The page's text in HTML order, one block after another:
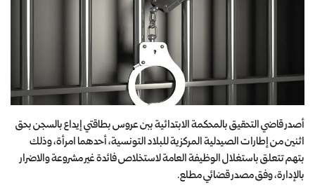
أصدر قاضي التحقيق بالمحكمة الابتدائية ببن عروس بطاقتي إيداع بالسجن بحق
اثنين من إطارات الصيدلية المركزية للبلاد التونسية، أحدهما امرأة، وذلك
بتهم تتعلق باستغلال الوظيفة العامة لاستخلاص فائدة غير مشروعة والاضرار
بالإدارة، وفق مصدر قضائي مطلع.